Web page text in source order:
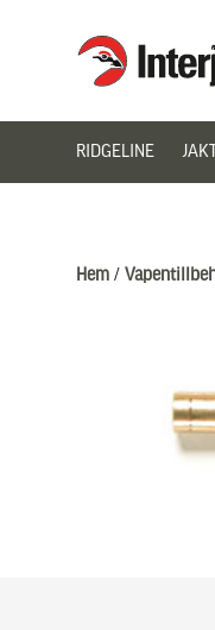
Interjakt SE
RIDGELINE
Hem /